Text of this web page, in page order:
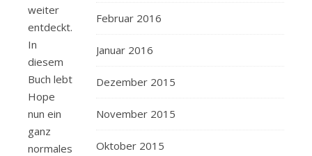
weiter
entdeckt.
In
diesem
Buch lebt
Hope
nun ein
ganz
normales
Februar 2016
Januar 2016
Dezember 2015
November 2015
Oktober 2015